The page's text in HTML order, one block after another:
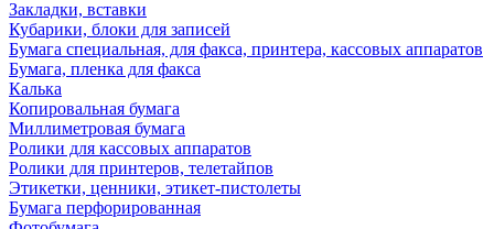
Закладки, вставки
Кубарики, блоки для записей
Бумага специальная, для факса, принтера, кассовых аппаратов
Бумага, пленка для факса
Калька
Копировальная бумага
Миллиметровая бумага
Ролики для кассовых аппаратов
Ролики для принтеров, телетайпов
Этикетки, ценники, этикет-пистолеты
Бумага перфорированная